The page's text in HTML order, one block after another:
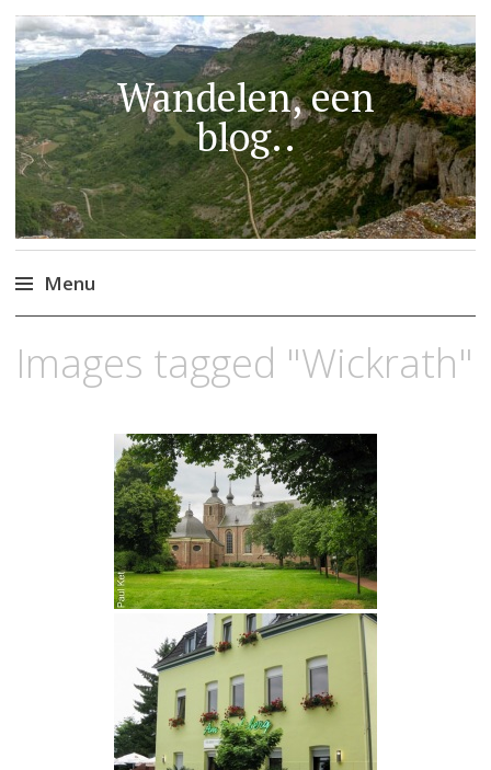
Wandelen, een
blog..
Menu
de
Images tagged "Wickrath"